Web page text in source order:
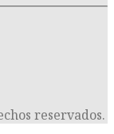
reservados.